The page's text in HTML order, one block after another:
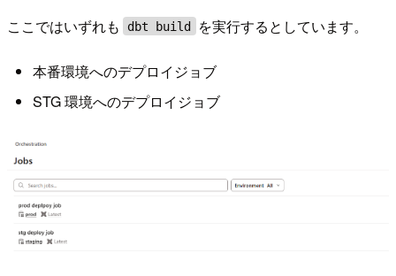
ここではいずれも dbt build を実行するとしています。
本番環境へのデプロイジョブ
STG 環境へのデプロイジョブ